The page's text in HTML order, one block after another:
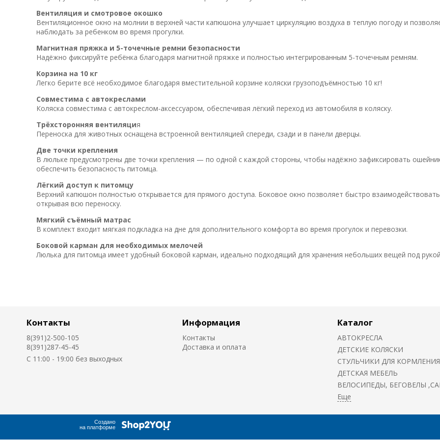
Вентиляция и смотровое окошко
Вентиляционное окно на молнии в верхней части капюшона улучшает циркуляцию воздуха в теплую погоду и
наблюдать за ребенком во время прогулки.
Магнитная пряжка и 5-точечные ремни безопасности
Надёжно фиксируйте ребёнка благодаря магнитной пряжке и полностью интегрированным 5-точечным ремням.
Корзина на 10 кг
Легко берите всё необходимое благодаря вместительной корзине коляски грузоподъёмностью 10 кг!
Совместима с автокреслами
Коляска совместима с автокреслом-аксессуаром, обеспечивая лёгкий переход из автомобиля в коляску.
Трёхсторонняя вентиляция
Переноска для животных оснащена встроенной вентиляцией спереди, сзади и в панели дверцы.
Две точки крепления
В люльке предусмотрены две точки крепления — по одной с каждой стороны, чтобы надёжно зафиксировать
обеспечить безопасность питомца.
Лёгкий доступ к питомцу
Верхний капюшон полностью открывается для прямого доступа. Боковое окно позволяет быстро
открывая всю переноску.
Мягкий съёмный матрас
В комплект входит мягкая подкладка на дне для дополнительного комфорта во время прогулок и перевозки.
Боковой карман для необходимых мелочей
Люлька для питомца имеет удобный боковой карман, идеально подходящий для хранения небольших вещей под
Контакты
8(391)2-500-105
8(391)287-45-45
C 11:00 - 19:00 без выходных
Информация
Контакты
Доставка и оплата
Каталог
АВТОКРЕСЛА
ДЕТСКИЕ КОЛЯСКИ
CТУЛЬЧИКИ ДЛЯ КОРМЛЕНИЯ
ДЕТСКАЯ МЕБЕЛЬ
ВЕЛОСИПЕДЫ, БЕГОВЕЛЫ
Создано
на платформе